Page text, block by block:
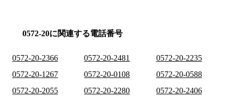
0572-20に関連する電話番号
0572-20-2366 0572-20-2481
0572-20-2235
0572-20-1267
0572-20-0108
0572-20-0588
0572-20-2055
0572-20-2280
0572-20-2406